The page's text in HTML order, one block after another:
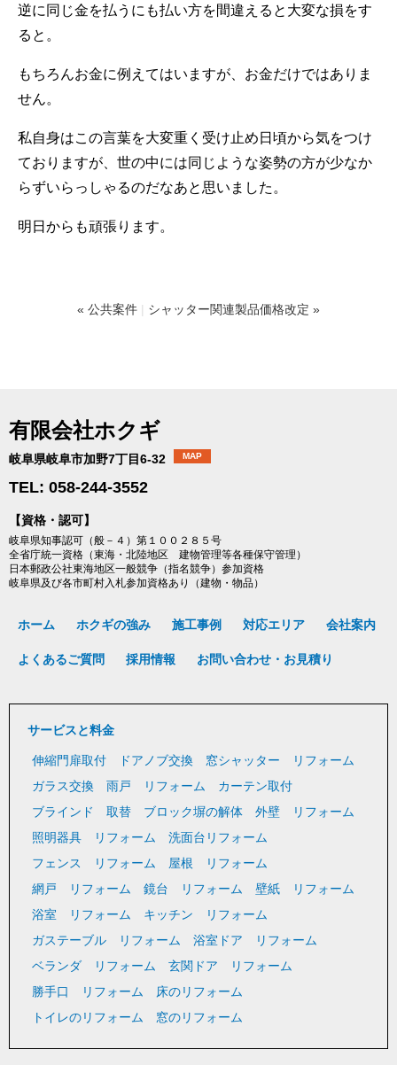
逆に同じ金を払うにも払い方を間違えると大変な損をす
ると。
もちろんお金に例えてはいますが、お金だけではありま
せん。
私自身はこの言葉を大変重く受け止め日頃から気をつけ
ておりますが、世の中には同じような姿勢の方が少なか
らずいらっしゃるのだなあと思いました。
明日からも頑張ります。
« 公共案件 | シャッター関連製品価格改定 »
有限会社ホクギ
岐阜県岐阜市加野7丁目6-32 MAP
TEL: 058-244-3552
【資格・認可】
岐阜県知事認可（般－４）第１００２８５号
全省庁統一資格（東海・北陸地区 建物管理等各種保守管理）
日本郵政公社東海地区一般競争（指名競争）参加資格
岐阜県及び各市町村入札参加資格あり（建物・物品）
ホーム ホクギの強み 施工事例 対応エリア 会社案内
よくあるご質問 採用情報 お問い合わせ・お見積り
サービスと料金
伸縮門扉取付 ドアノブ交換
窓シャッター リフォーム
ガラス交換
雨戸 リフォーム
カーテン取付
ブラインド 取替
ブロック塀の解体
外壁 リフォーム
照明器具 リフォーム
洗面台リフォーム
フェンス リフォーム
屋根 リフォーム
網戸 リフォーム
鏡台 リフォーム
壁紙 リフォーム
浴室 リフォーム
キッチン リフォーム
ガステーブル リフォーム
浴室ドア リフォーム
ベランダ リフォーム
玄関ドア リフォーム
勝手口 リフォーム
床のリフォーム
トイレのリフォーム
窓のリフォーム